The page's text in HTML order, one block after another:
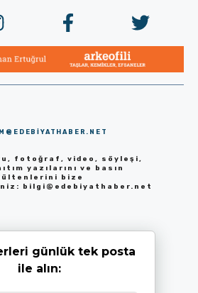
fotoğraf, video, söyleşi,
yazılarını ve basın
bize
bilgi@edebiyathaber.net
günlük tek posta
ile alın: